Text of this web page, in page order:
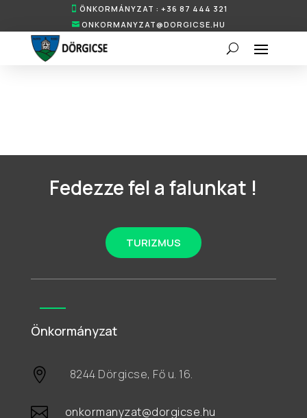
ÖNKORMÁNYZAT : +36 87 444 321
ONKORMANYZAT@DORGICSE.HU
Fedezze fel a falunkat !
TURIZMUS
Önkormányzat
 8244 Dörgicse, Fő u. 16.
 onkormanyzat@dorgicse.hu